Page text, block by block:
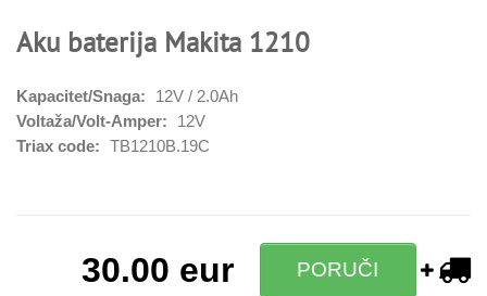
Aku baterija Makita 1210
Kapacitet/Snaga:
12V / 2.0Ah
Voltaža/Volt-Amper:
12V
Triax code: TB1210B.19C
30.00 eur PORUČI